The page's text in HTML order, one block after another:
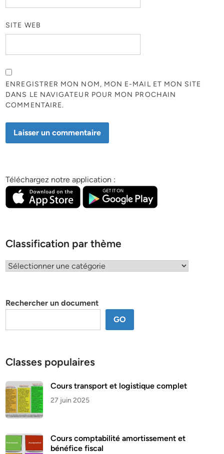
SITE WEB
ENREGISTRER MON NOM, MON E-MAIL ET MON SITE
DANS LE NAVIGATEUR POUR MON PROCHAIN
COMMENTAIRE.
Téléchargez notre application :
Classification par thème
Classification
Rechercher un document
GO
Classes populaires
Cours transport et logistique complet
27 juin 2025
Cours comptabilité amortissement et
bénéfice fiscal